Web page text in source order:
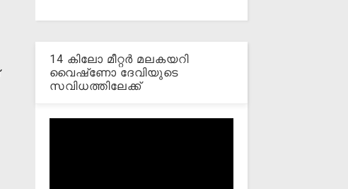
14 കിലോ മീറ്റര്‍ മലകയറി
വൈഷ്‌ണോ ദേവിയുടെ
സവിധത്തിലേക്ക്